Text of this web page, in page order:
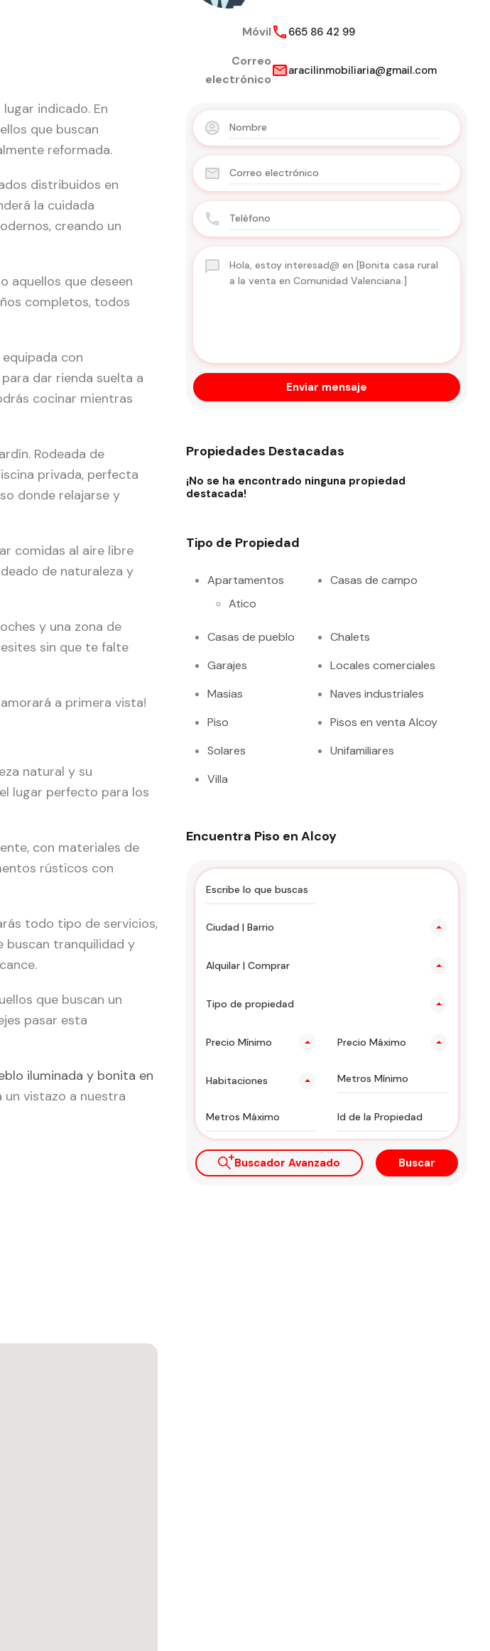
indicado. En
que buscan
reformada.
distribuidos en
la cuidada
creando un
aquellos que deseen
completos, todos
con
dar rienda suelta a
cocinar mientras
Rodeada de
privada, perfecta
donde relajarse y
comidas al aire libre
de naturaleza y
y una zona de
sin que te falte
a primera vista!
natural y su
lugar perfecto para los
con materiales de
rústicos con
todo tipo de servicios,
buscan tranquilidad y
que buscan un
pasar esta
iluminada y bonita en
un vistazo a nuestra
Móvil 665 86 42 99
Correo
electrónico
aracilinmobiliaria@gmail.com
Enviar mensaje
Propiedades Destacadas
¡No se ha encontrado ninguna propiedad
destacada!
Tipo de Propiedad
Apartamentos
Atico
Casas de campo
Casas de pueblo
Chalets
Garajes
Locales comerciales
Masias
Naves industriales
Piso
Pisos en venta Alcoy
Solares
Unifamiliares
Villa
Encuentra Piso en Alcoy
Ciudad | Barrio
Alquilar | Comprar
Tipo de propiedad
Precio Mínimo Precio Máximo
Habitaciones
Buscador Avanzado Buscar